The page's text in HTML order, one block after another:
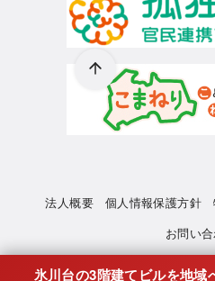
法人概要 個人情報保護方針
お問い